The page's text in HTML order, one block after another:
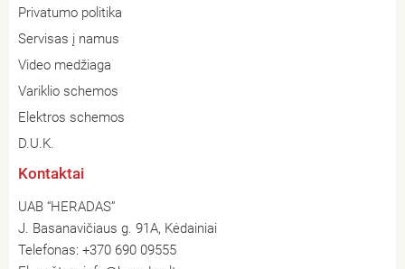
Privatumo politika
Servisas į namus
Video medžiaga
Variklio schemos
Elektros schemos
D.U.K.
Kontaktai
UAB “HERADAS”
J. Basanavičiaus g. 91A, Kėdainiai
Telefonas: +370 690 09555